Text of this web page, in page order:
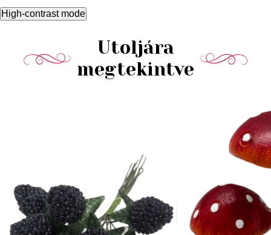
High-contrast mode
Utoljára
megtekintve